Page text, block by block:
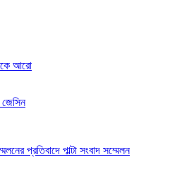
আরো
জেসিন
প্রতিবাদে পাল্টা সংবাদ সম্মেলন